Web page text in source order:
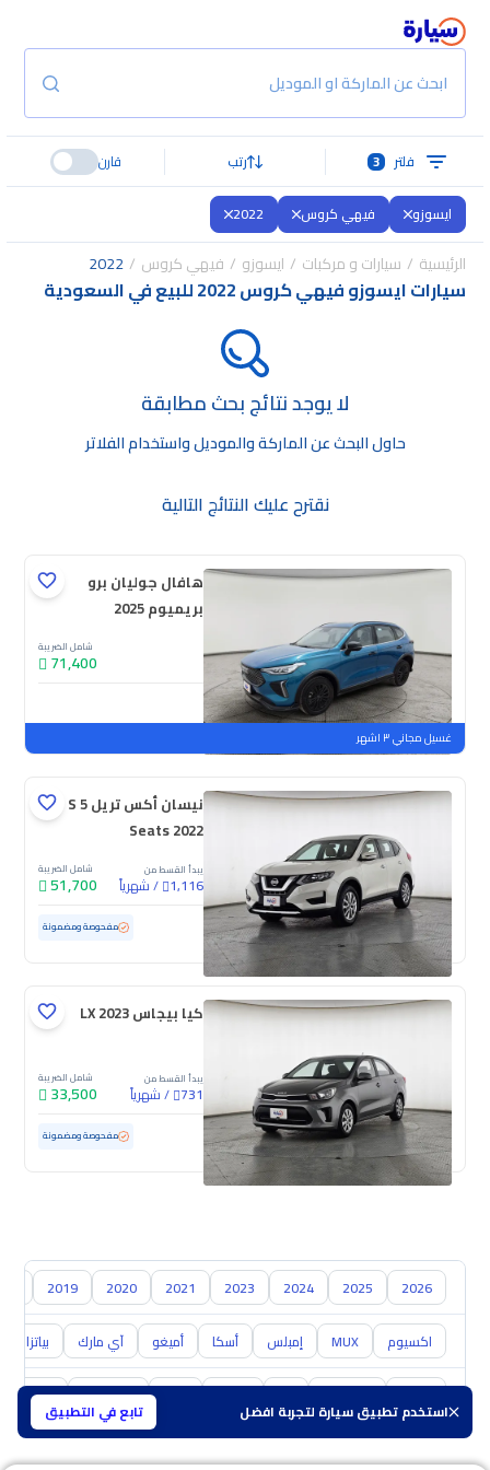
استخدم تطبيق سيارة لتجربة افضل تابع في التطبيق
ابحث عن الماركة او الموديل
فلتر 3 رتب قارن
ايسوزو فيهي كروس 2022
الرئيسية سيارات و مركبات ايسوزو فيهي كروس 2022
سيارات ايسوزو فيهي كروس 2022 للبيع في السعودية
لا يوجد نتائج بحث مطابقة
حاول البحث عن الماركة والموديل واستخدام الفلاتر
نقترح عليك النتائج التالية
هافال جوليان برو
بريميوم 2025
شامل الضريبة
71,400
جديدة
ملوحة
غسيل مجاني ٣ اشهر
نيسان أكس تريل S 5
Seats 2022
يبدأ القسط من
1,116
/شهرياً
شامل الضريبة
51,700
مستعملة 52,395 كم ممشى قليل مفحوصة ومضمونة
كيا بيجاس LX 2023
يبدأ القسط من
731
/شهرياً
شامل الضريبة
33,500
مستعملة 111,061 كم مفحوصة ومضمونة
2026
2025
2024
2023
2021
2020
2019
اكسيوم MUX إمبلس أسكا أميغو آي مارك بياتزا
سوزوكي هافال